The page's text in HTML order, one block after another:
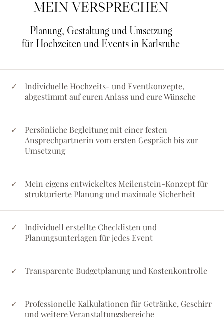
MEIN VERSPRECHEN
Planung, Gestaltung und Umsetzung
für Hochzeiten und Events in Karlsruhe
Individuelle Hochzeits- und Eventkonzepte,
abgestimmt auf euren Anlass und eure Wünsche
Persönliche Begleitung mit einer festen
Ansprechpartnerin vom ersten Gespräch bis zur
Umsetzung
Mein eigens entwickeltes Meilenstein-Konzept für
strukturierte Planung und maximale Sicherheit
Individuell erstellte Checklisten und
Planungsunterlagen für jedes Event
Transparente Budgetplanung und Kostenkontrolle
Professionelle Kalkulationen für Getränke, Geschirr
und weitere Veranstaltungsbereiche